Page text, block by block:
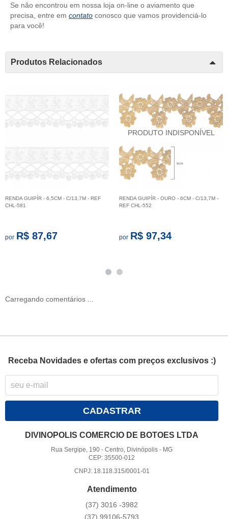
Se não encontrou em nossa loja on-line o aviamento que
precisa, entre em contato conosco que vamos providenciá-lo
para você!
Produtos Relacionados
RENDA GUIPÍR - 6,5CM - C/13,7M - REF
CHL-581
por R$ 87,67
RENDA GUIPÍR - OURO - 6CM - C/13,7M -
REF CHL-552
por R$ 97,34
Carregando comentários ...
Receba Novidades e ofertas com preços exclusivos :)
CADASTRAR
DIVINOPOLIS COMERCIO DE BOTOES LTDA
Rua Sergipe, 190 -Centro, Divinópolis - MG
CEP: 35500-012
CNPJ: 18.118.315/0001-01
Atendimento
(37) 3016 -3982
(37) 99106-5793